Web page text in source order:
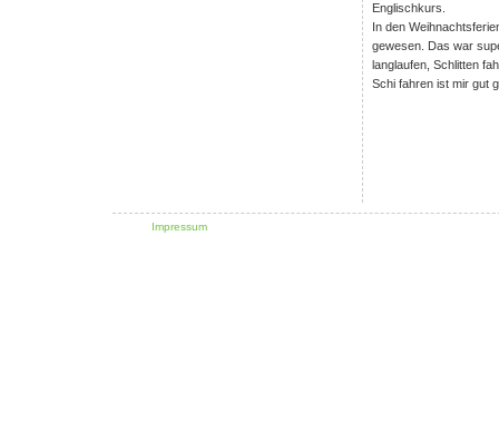
Englischkurs.
In den
gewesen. Das war
langlaufen, Schlitten
Schi fahren ist mir gut
Impressum